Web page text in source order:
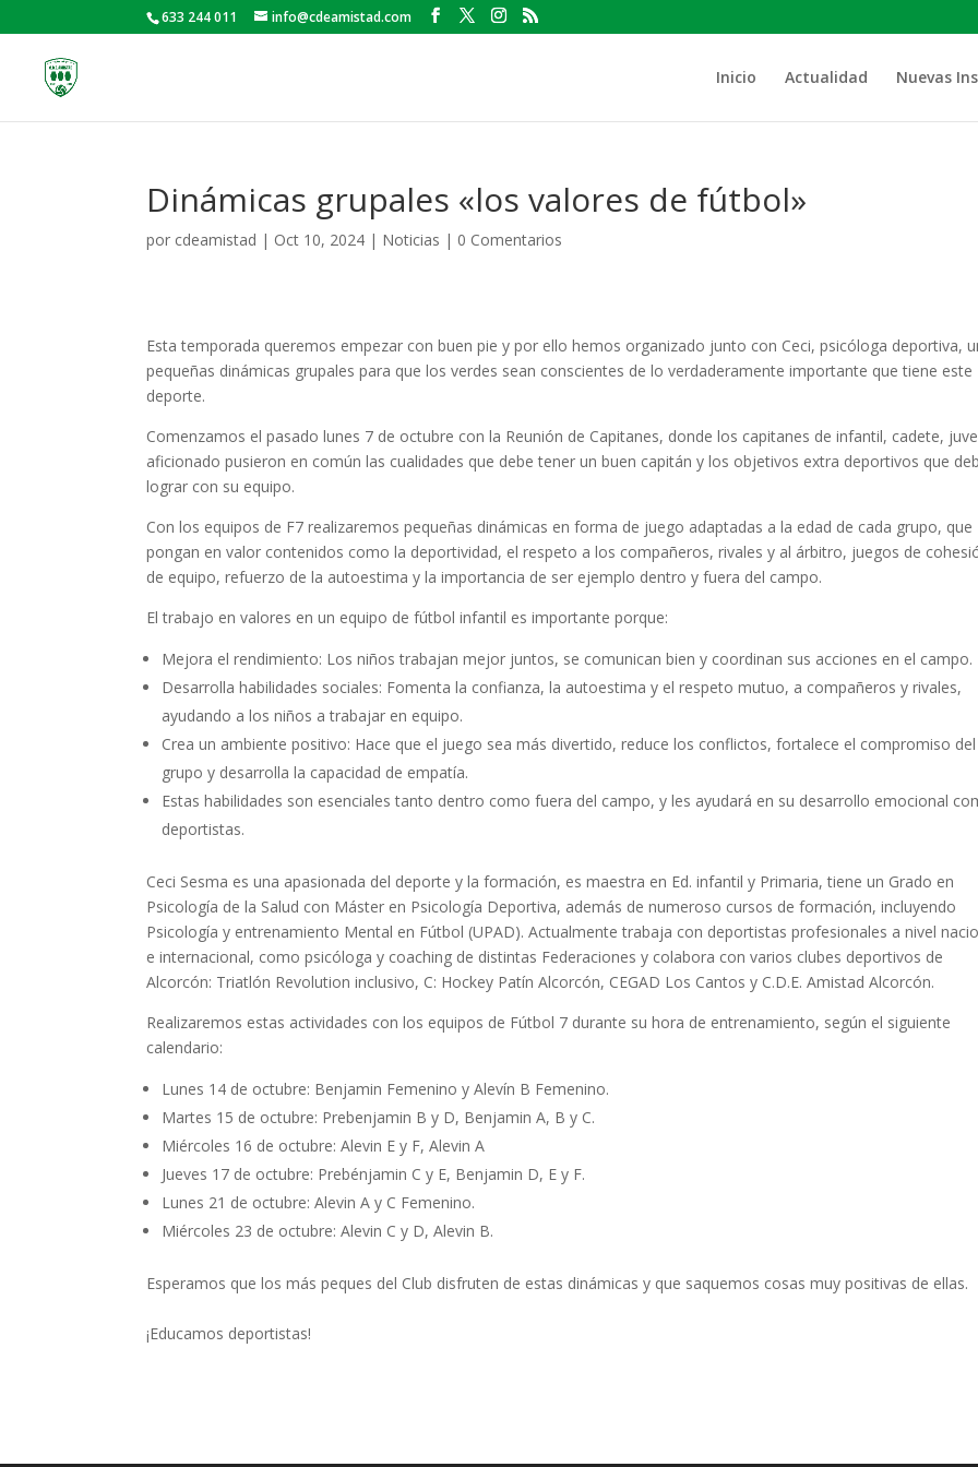
633 244 011 info@cdeamistad.com
Inicio Actualidad Nuevas
Dinámicas grupales «los valores de fútbol»
por cdeamistad | Oct 10, 2024 | Noticias | 0 Comentarios
Esta temporada queremos empezar con buen pie y por ello hemos organizado junto con Ceci, psicóloga deportiva,
pequeñas dinámicas grupales para que los verdes sean conscientes de lo verdaderamente importante que tiene este
deporte.
Comenzamos el pasado lunes 7 de octubre con la Reunión de Capitanes, donde los capitanes de infantil, cadete,
aficionado pusieron en común las cualidades que debe tener un buen capitán y los objetivos extra deportivos que
lograr con su equipo.
Con los equipos de F7 realizaremos pequeñas dinámicas en forma de juego adaptadas a la edad de cada grupo, que
pongan en valor contenidos como la deportividad, el respeto a los compañeros, rivales y al árbitro, juegos de
de equipo, refuerzo de la autoestima y la importancia de ser ejemplo dentro y fuera del campo.
El trabajo en valores en un equipo de fútbol infantil es importante porque:
Mejora el rendimiento: Los niños trabajan mejor juntos, se comunican bien y coordinan sus acciones en el campo.
Desarrolla habilidades sociales: Fomenta la confianza, la autoestima y el respeto mutuo, a compañeros y rivales,
ayudando a los niños a trabajar en equipo.
Crea un ambiente positivo: Hace que el juego sea más divertido, reduce los conflictos, fortalece el compromiso del
grupo y desarrolla la capacidad de empatía.
Estas habilidades son esenciales tanto dentro como fuera del campo, y les ayudará en su desarrollo emocional
deportistas.
Ceci Sesma es una apasionada del deporte y la formación, es maestra en Ed. infantil y Primaria, tiene un Grado en
Psicología de la Salud con Máster en Psicología Deportiva, además de numeroso cursos de formación, incluyendo
Psicología y entrenamiento Mental en Fútbol (UPAD). Actualmente trabaja con deportistas profesionales a nivel
e internacional, como psicóloga y coaching de distintas Federaciones y colabora con varios clubes deportivos de
Alcorcón: Triatlón Revolution inclusivo, C: Hockey Patín Alcorcón, CEGAD Los Cantos y C.D.E. Amistad Alcorcón.
Realizaremos estas actividades con los equipos de Fútbol 7 durante su hora de entrenamiento, según el siguiente
calendario:
Lunes 14 de octubre: Benjamin Femenino y Alevín B Femenino.
Martes 15 de octubre: Prebenjamin B y D, Benjamin A, B y C.
Miércoles 16 de octubre: Alevin E y F, Alevin A
Jueves 17 de octubre: Prebénjamin C y E, Benjamin D, E y F.
Lunes 21 de octubre: Alevin A y C Femenino.
Miércoles 23 de octubre: Alevin C y D, Alevin B.
Esperamos que los más peques del Club disfruten de estas dinámicas y que saquemos cosas muy positivas de ellas.
¡Educamos deportistas!